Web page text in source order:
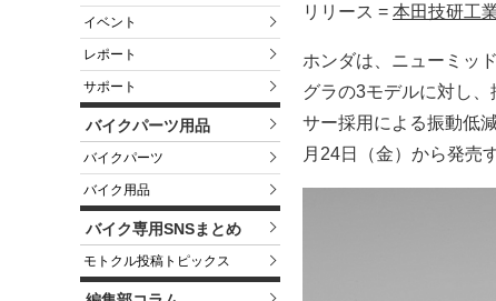
イベント
レポート
サポート
バイクパーツ用品
バイクパーツ
バイク用品
バイク専用SNSまとめ
モトクル投稿トピックス
リリース = 本田技研工
ホンダは、ニューミッ
グラの3モデルに対し
サー採用による振動低
月24日（金）から発売